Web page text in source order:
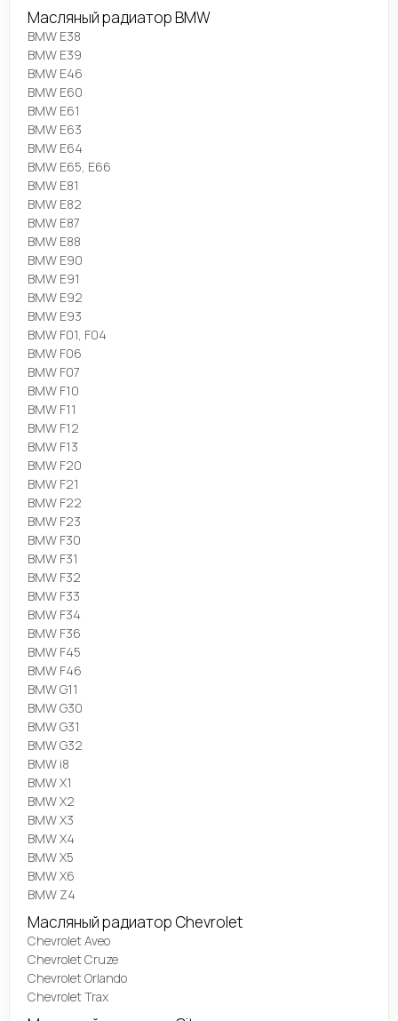
Масляный радиатор BMW
BMW E38
BMW E39
BMW E46
BMW E60
BMW E61
BMW E63
BMW E64
BMW E65, E66
BMW E81
BMW E82
BMW E87
BMW E88
BMW E90
BMW E91
BMW E92
BMW E93
BMW F01, F04
BMW F06
BMW F07
BMW F10
BMW F11
BMW F12
BMW F13
BMW F20
BMW F21
BMW F22
BMW F23
BMW F30
BMW F31
BMW F32
BMW F33
BMW F34
BMW F36
BMW F45
BMW F46
BMW G11
BMW G30
BMW G31
BMW G32
BMW i8
BMW X1
BMW X2
BMW X3
BMW X4
BMW X5
BMW X6
BMW Z4
Масляный радиатор Chevrolet
Chevrolet Aveo
Chevrolet Cruze
Chevrolet Orlando
Chevrolet Trax